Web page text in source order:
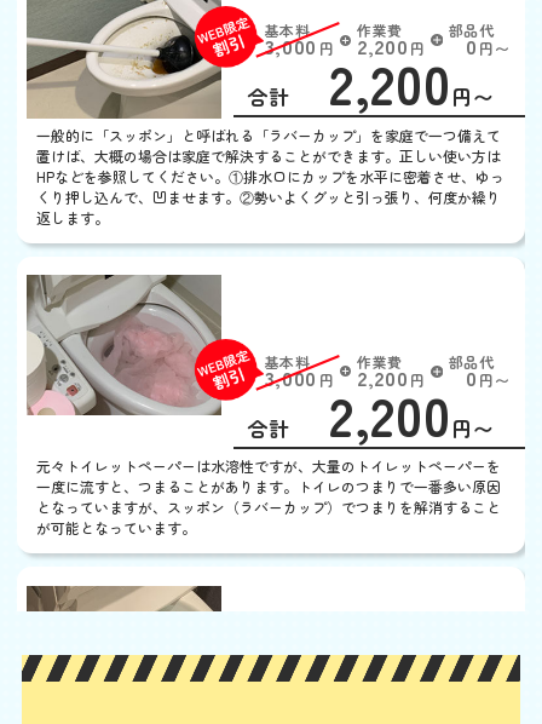
基本料
3,000 円 W
EB
限
定
割
引
作業費
2,200 円
部品代
0円〜
合計 2,200 円〜
一般的に「スッポン」と呼ばれる「ラバーカップ」を家庭で一つ備えて
置けば、大概の場合は家庭で解決することができます。正しい使い方は
HPなどを参照してください。①排水口にカップを水平に密着させ、ゆっ
くり押し込んで、凹ませます。②勢いよくグッと引っ張り、何度か繰り
返します。
基本料
3,000 円 W
EB
限
定
割
引
作業費
2,200 円
部品代
0円〜
合計 2,200 円〜
元々トイレットペーパーは水溶性ですが、大量のトイレットペーパーを
一度に流すと、つまることがあります。トイレのつまりで一番多い原因
となっていますが、スッポン（ラバーカップ）でつまりを解消すること
が可能となっています。
3,000円 W
EB
限
3,300円 0円〜
3,300